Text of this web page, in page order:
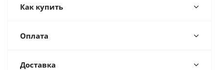
Как купить
Оплата
Доставка